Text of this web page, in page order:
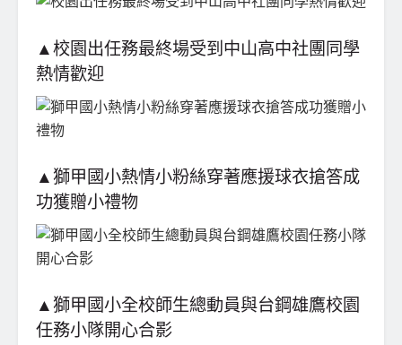
▲校園出任務最終場受到中山高中社團同學
熱情歡迎
▲獅甲國小熱情小粉絲穿著應援球衣搶答成
功獲贈小禮物
▲獅甲國小全校師生總動員與台鋼雄鷹校園
任務小隊開心合影